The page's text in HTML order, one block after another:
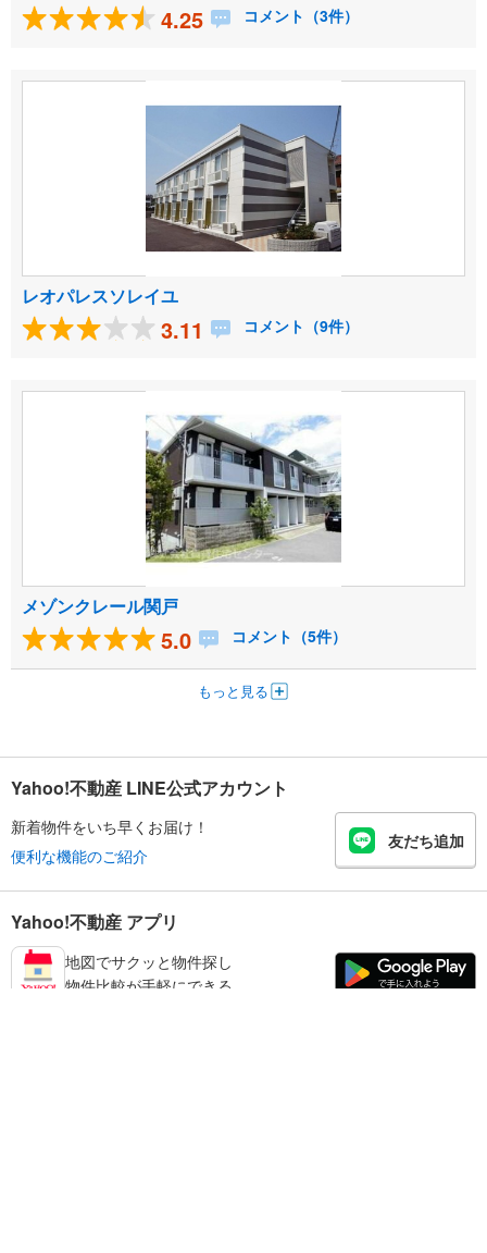
4.25 コメント（3件）
レオパレスソレイユ
3.11 コメント（9件）
メゾンクレール関戸
5.0 コメント（5件）
もっと見る
Yahoo!不動産 LINE公式アカウント
新着物件をいち早くお届け！
便利な機能のご紹介
友だち追加
Yahoo!不動産 アプリ
地図でサクッと物件探し
物件比較が手軽にできる